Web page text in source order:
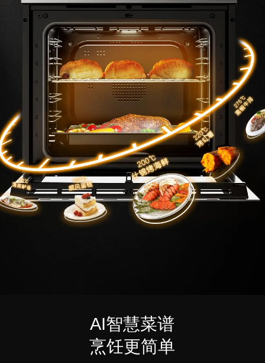
AI智慧菜谱
烹饪更简单